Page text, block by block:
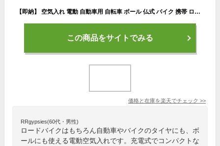
【即納】 空気入れ 電動 自動車用 自転車 ボール 仏式 バイク 携帯 ロードバイク 浮き輪 電動空気入れ エアーコンプレッサー 小型 充電式 エアーポンプ コンパクト 空気圧指定可能 電動ポンプ 携帯便利 ライト付き タイヤ空気入れ
この商品をサイトでみる
価格と在庫を楽天でチェック >>
RRgypsies(60代・男性)
ロードバイクはもちろん自動車やバイクのタイヤにも、ボ
ールにも使える電動空気入れです。充電式でコンパクトな